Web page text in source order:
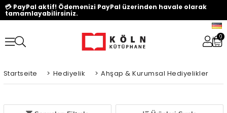
💳 PayPal aktif! Ödemenizi PayPal üzerinden havale olarak
tamamlayabilirsiniz.
0
Startseite > Hediyelik > Ahşap & Kurumsal Hediyelikler